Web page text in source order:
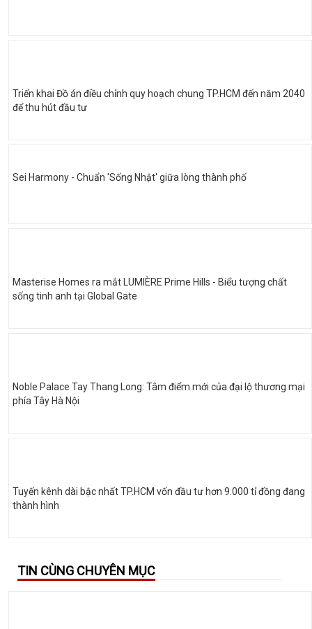
Triển khai Đồ án điều chỉnh quy hoạch chung TP.HCM đến năm 2040
để thu hút đầu tư
Sei Harmony - Chuẩn 'Sống Nhật' giữa lòng thành phố
Masterise Homes ra mắt LUMIÈRE Prime Hills - Biểu tượng chất
sống tinh anh tại Global Gate
Noble Palace Tay Thang Long: Tâm điểm mới của đại lộ thương mại
phía Tây Hà Nội
Tuyến kênh dài bậc nhất TP.HCM vốn đầu tư hơn 9.000 tỉ đồng đang
thành hình
TIN CÙNG CHUYÊN MỤC